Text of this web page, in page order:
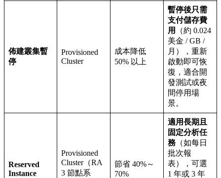
佈建叢集暫
停
Provisioned
Cluster
成本降低
50% 以上
暫停後只需
支付儲存費
用
（約 0.024
美金 / GB /
月），重新
啟動即可恢
復，適合開
發測試或夜
間停用場
景。
Reserved
Instance
Provisioned
Cluster（RA
3 節點系
節省 40%～
70%
適用長期且
固定分析任
務 （如每日
批次報
表），可選
1 年或 3 年